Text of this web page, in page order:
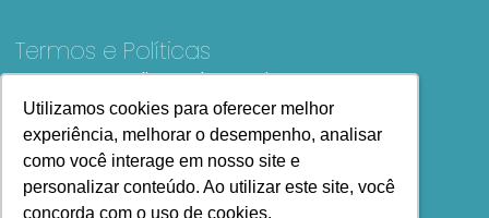
Utilizamos cookies para oferecer melhor
experiência, melhorar o desempenho, analisar
como você interage em nosso site e
personalizar conteúdo. Ao utilizar este site, você
concorda com o uso de cookies.
Utilizamos cookies para oferecer melhor
experiência, melhorar o desempenho, analisar
como você interage em nosso site e
personalizar conteúdo. Ao utilizar este site, você
concorda com o uso de cookies.
Termos e Políticas
Termos e condições de UsoSiteMap